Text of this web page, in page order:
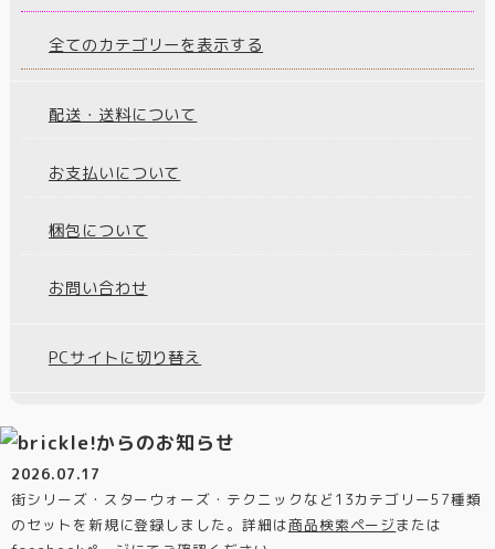
全てのカテゴリーを表示する
配送・送料について
お支払いについて
梱包について
お問い合わせ
PCサイトに切り替え
2026.07.17
街シリーズ・スターウォーズ・テクニックなど13カテゴリー57種類
のセットを新規に登録しました。詳細は商品検索ページまたは